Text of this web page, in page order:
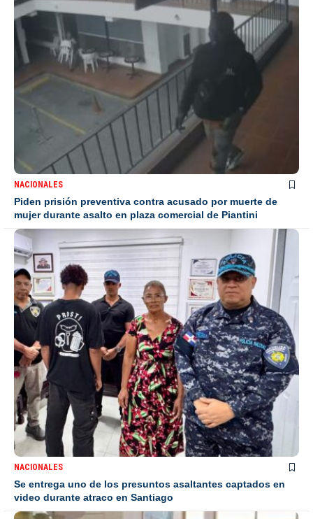
NACIONALES
Piden prisión preventiva contra acusado por muerte de
mujer durante asalto en plaza comercial de Piantini
NACIONALES
Se entrega uno de los presuntos asaltantes captados en
video durante atraco en Santiago